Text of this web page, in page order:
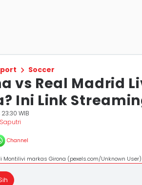
Soccer
vs Real Madrid
Ini Link
WIB
Channel
markas Girona (pexels.com/Unknown User)